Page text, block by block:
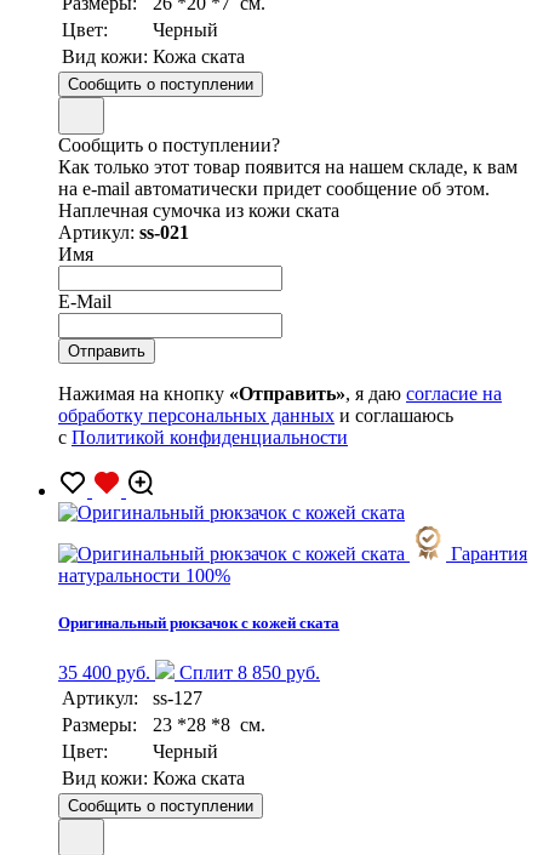
Цвет:
Черный
Вид кожи: Кожа ската
Сообщить о поступлении
Сообщить о поступлении?
Как только этот товар появится на нашем складе, к вам
на e-mail автоматически придет сообщение об этом.
Наплечная сумочка из кожи ската
Артикул: ss-021
Имя
E-Mail
Нажимая на кнопку «Отправить», я даю согласие на
обработку персональных данных и соглашаюсь
с Политикой конфиденциальности
Гарантия
натуральности 100%
Оригинальный рюкзачок с кожей ската
35 400 руб.
Сплит 8 850 руб.
Артикул:
ss-127
Размеры:
23 *28 *8 см.
Цвет:
Черный
Вид кожи: Кожа ската
Сообщить о поступлении